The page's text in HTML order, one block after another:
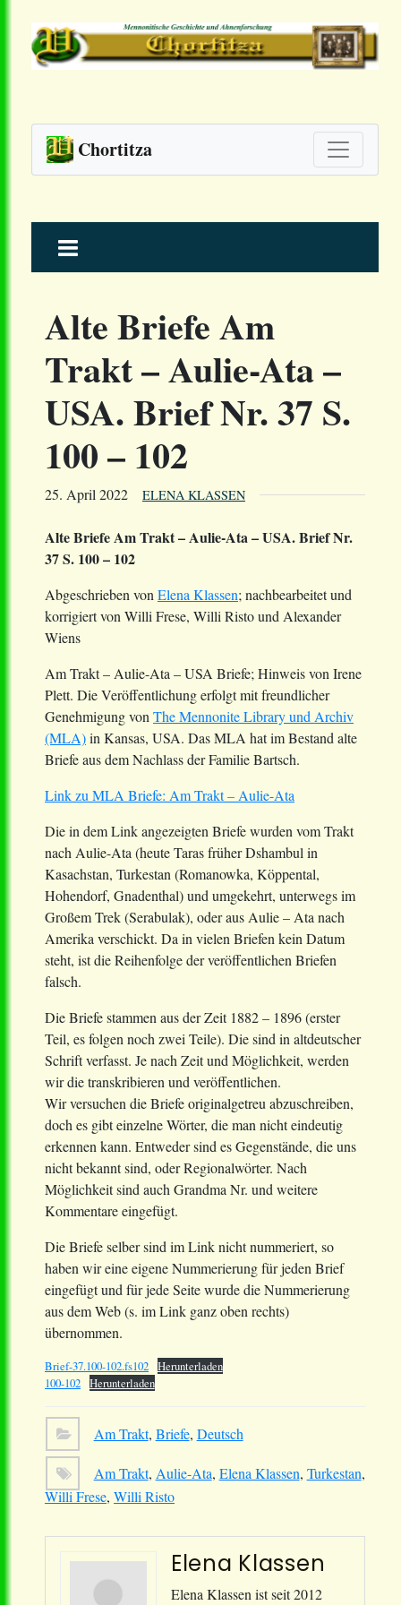
Chortitza
to
Alte Briefe Am
Trakt – Aulie-Ata –
USA. Brief Nr. 37 S.
100 – 102
25. April 2022 ELENA KLASSEN
Alte Briefe Am Trakt – Aulie-Ata – USA. Brief Nr.
37 S. 100 – 102
Abgeschrieben von Elena Klassen; nachbearbeitet und
korrigiert von Willi Frese, Willi Risto und Alexander
Wiens
Am Trakt – Aulie-Ata – USA Briefe; Hinweis von Irene
Plett. Die Veröffentlichung erfolgt mit freundlicher
Genehmigung von The Mennonite Library und Archiv
(MLA)in Kansas, USA. Das MLA hat im Bestand alte
Briefe aus dem Nachlass der Familie Bartsch.
Link zu MLA Briefe: Am Trakt – Aulie-Ata
Die in dem Link angezeigten Briefe wurden vom Trakt
nach Aulie-Ata (heute Taras früher Dshambul in
Kasachstan, Turkestan (Romanowka, Köppental,
Hohendorf, Gnadenthal) und umgekehrt, unterwegs im
Großem Trek (Serabulak), oder aus Aulie – Ata nach
Amerika verschickt. Da in vielen Briefen kein Datum
steht, ist die Reihenfolge der veröffentlichen Briefen
falsch.
Die Briefe stammen aus der Zeit 1882 – 1896 (erster
Teil, es folgen noch zwei Teile). Die sind in altdeutscher
Schrift verfasst. Je nach Zeit und Möglichkeit, werden
wir die transkribieren und veröffentlichen.
Wir versuchen die Briefe originalgetreu abzuschreiben,
doch es gibt einzelne Wörter, die man nicht eindeutig
erkennen kann. Entweder sind es Gegenstände, die uns
nicht bekannt sind, oder Regionalwörter. Nach
Möglichkeit sind auch Grandma Nr. und weitere
Kommentare eingefügt.
Die Briefe selber sind im Link nicht nummeriert, so
haben wir eine eigene Nummerierung für jeden Brief
eingefügt und für jede Seite wurde die Nummerierung
aus dem Web (s. im Link ganz oben rechts)
übernommen.
Brief-37.100-102.fs102 Herunterladen
100-102 Herunterladen
Am Trakt, Briefe, Deutsch
Am Trakt, Aulie-Ata, Elena Klassen, Turkestan,
Willi Frese, Willi Risto
Elena Klassen
Elena Klassen ist seit 2012